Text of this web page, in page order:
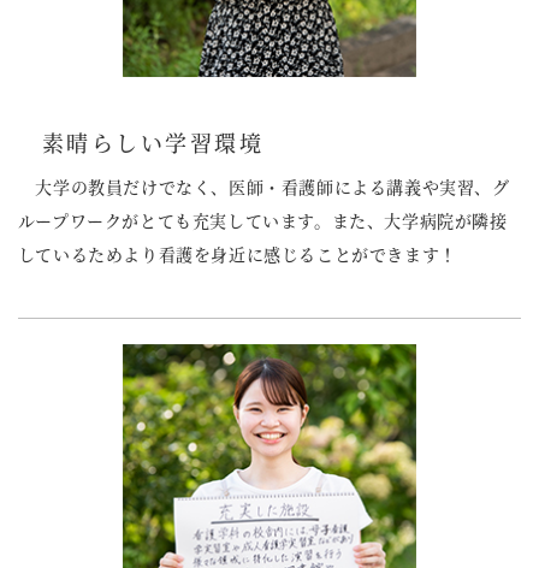
素晴らしい学習環境
大学の教員だけでなく、医師・看護師による講義や実習、グ
ループワークがとても充実しています。また、大学病院が隣接
しているためより看護を身近に感じることができます！